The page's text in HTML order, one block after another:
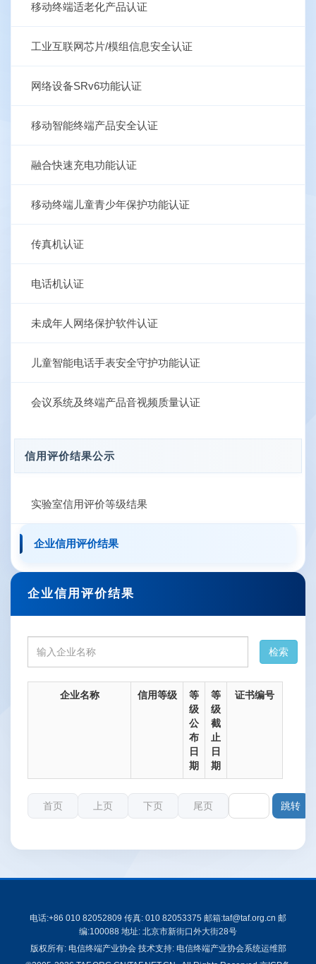
移动终端适老化产品认证
工业互联网芯片/模组信息安全认证
网络设备SRv6功能认证
移动智能终端产品安全认证
融合快速充电功能认证
移动终端儿童青少年保护功能认证
传真机认证
电话机认证
未成年人网络保护软件认证
儿童智能电话手表安全守护功能认证
会议系统及终端产品音视频质量认证
信用评价结果公示
实验室信用评价等级结果
企业信用评价结果
企业信用评价结果
企业名称 信用等级
等
级
公
布
日
期
等
级
截
止
日
期
证书编号
首页 上页 下页 尾页
电话:+86 010 82052809 传真: 010 82053375 邮箱:taf@taf.org.cn 邮
编:100088 地址: 北京市新街口外大街28号
版权所有: 电信终端产业协会 技术支持: 电信终端产业协会系统运维部